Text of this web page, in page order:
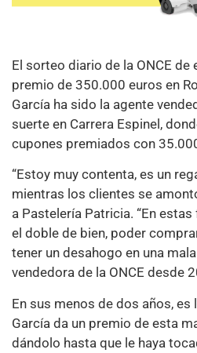
El sorteo diario de la ONCE de
premio de 350.000 euros en
García ha sido la agente
suerte en Carrera Espinel,
cupones premiados con
“Estoy muy contenta, es un
mientras los clientes se
a Pastelería Patricia. “En
el doble de bien, poder
tener un desahogo en una
vendedora de la ONCE desde
En sus menos de dos años, es
García da un premio de esta
dándolo hasta que le haya